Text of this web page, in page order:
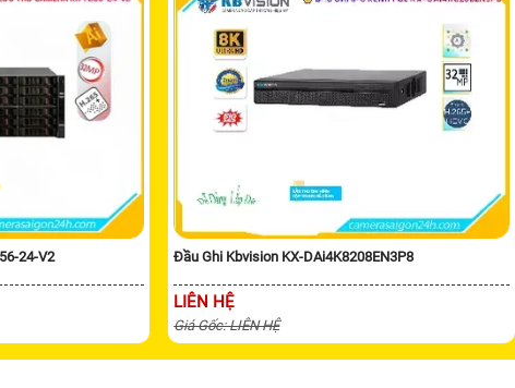
24-V2 Đầu Ghi Kbvision KX-DAi4K8208EN3P8
LIÊN HỆ
Giá Gốc: LIÊN HỆ